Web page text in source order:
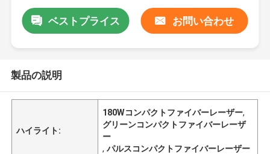
ベストプライス お問い合わせ
製品の説明
ハイライト:
180Wコンパクトファイバーレーザー,
グリーンコンパクトファイバーレーザ
ー
,パルスコンパクトファイバーレーザー